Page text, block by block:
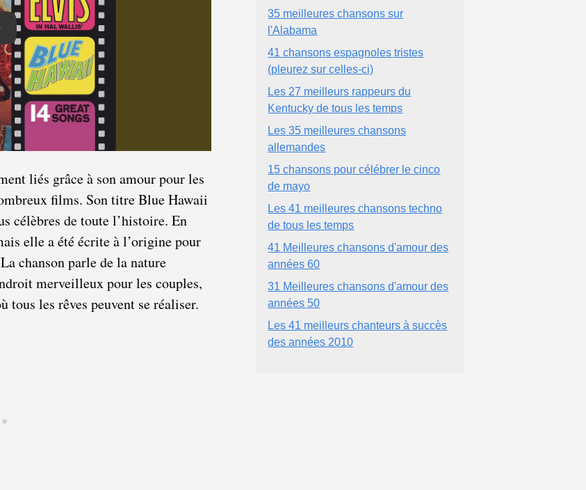
liés grâce à son amour pour les
films. Son titre Blue Hawaii
célèbres de toute l’histoire. En
elle a été écrite à l’origine pour
chanson parle de la nature
merveilleux pour les couples,
tous les rêves peuvent se réaliser.
35 meilleures chansons sur
l'Alabama
41 chansons espagnoles tristes
(pleurez sur celles-ci)
Les 27 meilleurs rappeurs du
Kentucky de tous les temps
Les 35 meilleures chansons
allemandes
15 chansons pour célébrer le cinco
de mayo
Les 41 meilleures chansons techno
de tous les temps
41 Meilleures chansons d'amour des
années 60
31 Meilleures chansons d'amour des
années 50
Les 41 meilleurs chanteurs à succès
des années 2010